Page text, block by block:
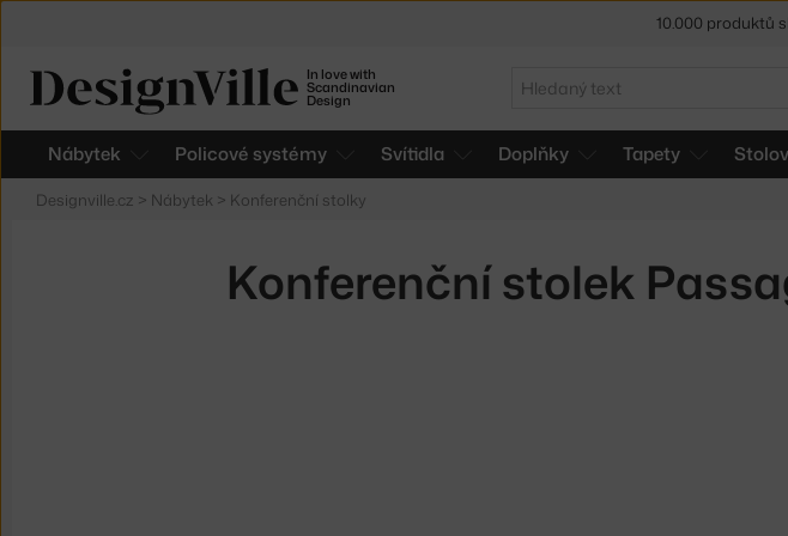
In love with
Scandinavian
Design
Hledat
Nábytek Policové systémy Svítidla Doplňky Tapety
Designville.cz > Nábytek > Konferenční stolky
Konferenční stolek